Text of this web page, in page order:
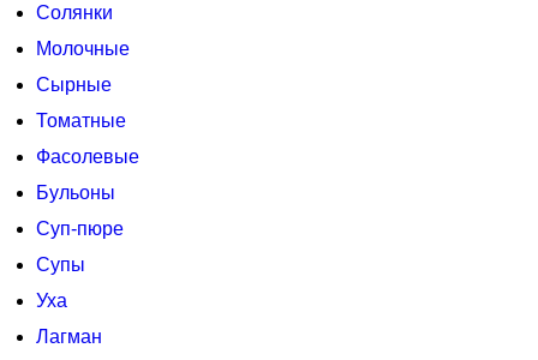
Солянки
Молочные
Сырные
Томатные
Фасолевые
Бульоны
Суп-пюре
Супы
Уха
Лагман